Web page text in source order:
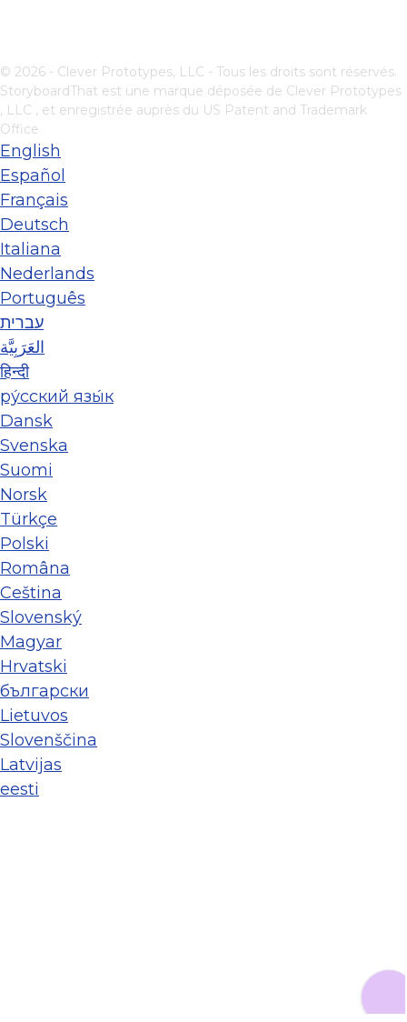
© 2026 - Clever Prototypes, LLC - Tous les droits sont réservés.
StoryboardThat est une marque déposée de Clever Prototypes
, LLC , et enregistrée auprès du US Patent and Trademark
Office
English
Español
Français
Deutsch
Italiana
Nederlands
Português
עברית
العَرَبِيَّة
हिन्दी
ру́сский язы́к
Dansk
Svenska
Suomi
Norsk
Türkçe
Polski
Româna
Ceština
Slovenský
Magyar
Hrvatski
български
Lietuvos
Slovenščina
Latvijas
eesti